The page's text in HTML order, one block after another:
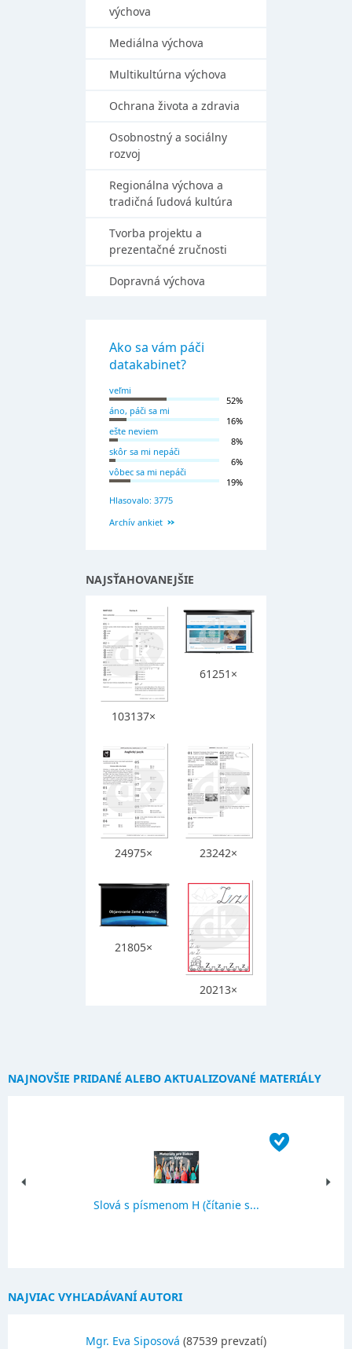
výchova
Mediálna výchova
Multikultúrna výchova
Ochrana života a zdravia
Osobnostný a sociálny
rozvoj
Regionálna výchova a
tradičná ľudová kultúra
Tvorba projektu a
prezentačné zručnosti
Dopravná výchova
Ako sa vám páči
datakabinet?
veľmi
52%
áno, páči sa mi
16%
ešte neviem
8%
skôr sa mi nepáči
6%
vôbec sa mi nepáči
19%
Hlasovalo: 3775
Archív ankiet
NAJSŤAHOVANEJŠIE
103137×
61251×
24975× 23242×
21805×
20213×
NAJNOVŠIE PRIDANÉ ALEBO AKTUALIZOVANÉ MATERIÁLY
Slová s písmenom H (čítanie s...
NAJVIAC VYHĽADÁVANÍ AUTORI
Mgr. Eva Siposová (87539 prevzatí)